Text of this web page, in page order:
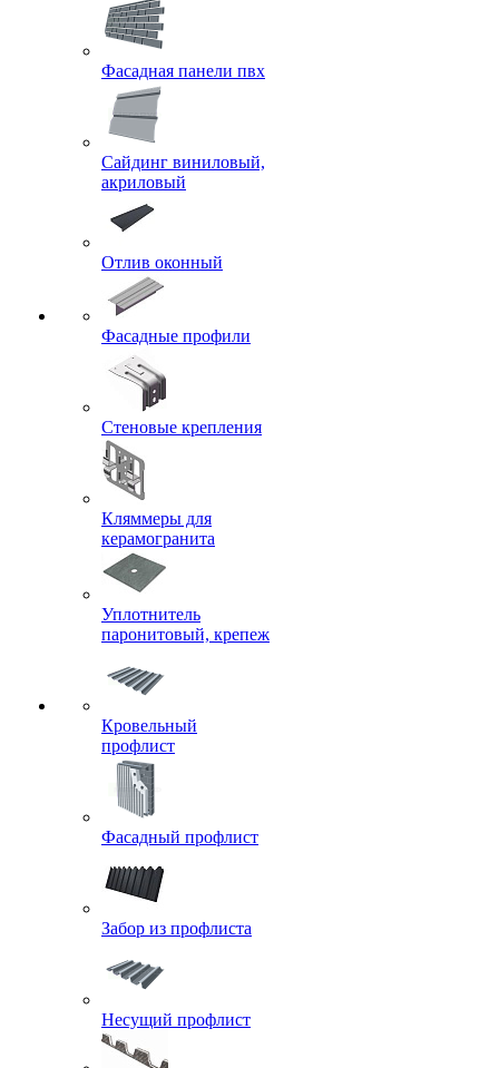
Фасадная панели пвх
Сайдинг виниловый,
акриловый
Отлив оконный
Фасадные профили
Стеновые крепления
Кляммеры для
керамогранита
Уплотнитель
паронитовый, крепеж
Кровельный
профлист
Фасадный профлист
Забор из профлиста
Несущий профлист